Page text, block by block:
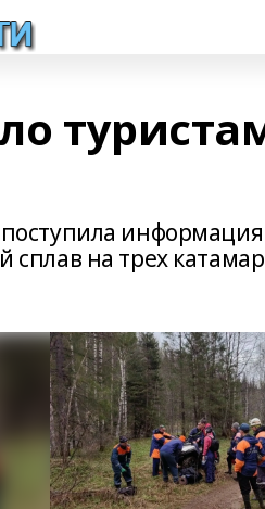
информация
на трех